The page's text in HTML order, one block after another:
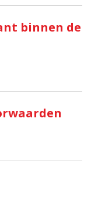
binnen de